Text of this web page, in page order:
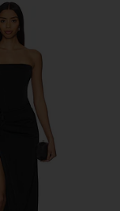
Dress in Deep